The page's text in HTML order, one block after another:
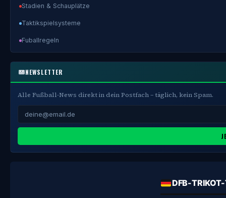
Stadien & Schauplätze
Taktikspielsysteme
Fuballregeln
NEWSLETTER
Alle Fußball-News direkt in dein Postfach – täglich, kein Spam.
DFB-